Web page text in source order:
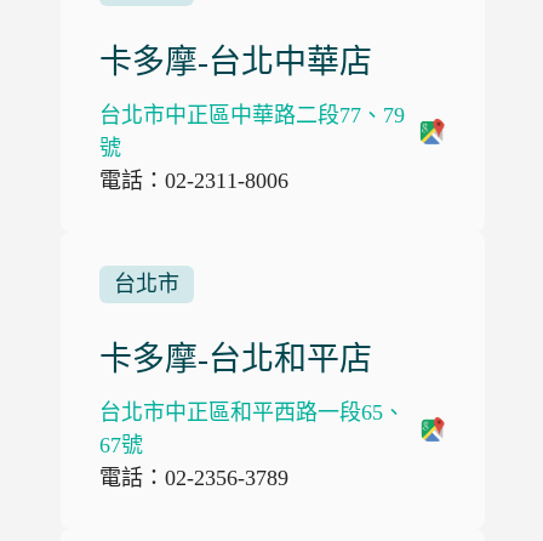
卡多摩-台北中華店
台北市中正區中華路二段77、79
號
電話：02-2311-8006
台北市
卡多摩-台北和平店
台北市中正區和平西路一段65、
67號
電話：02-2356-3789